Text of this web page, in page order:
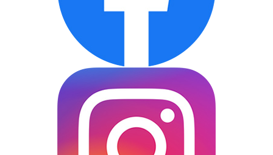
L455S-ダイハツ タント エグゼ
L675S-ダイハツ ミラ ココア
LA300S-ダイハツ ミラ イース
LA310S-ダイハツ ミラ イース
L685S-ダイハツ ミラ ココア
L465S-ダイハツ タント エグゼ